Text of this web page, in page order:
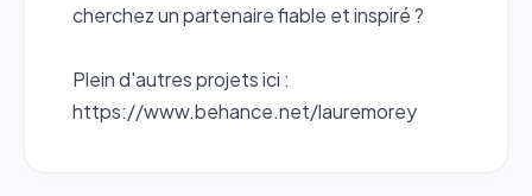
cherchez un partenaire fiable et inspiré ?
Plein d'autres projets ici :
https://www.behance.net/lauremorey